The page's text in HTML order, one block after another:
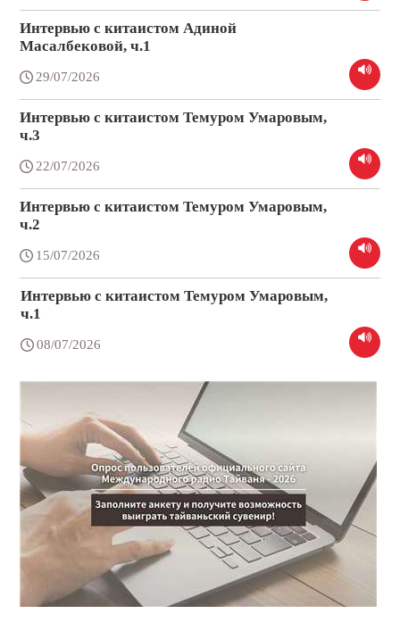
Интервью с китаистом Адиной
Масалбековой, ч.1
29/07/2026
Интервью с китаистом Темуром Умаровым,
ч.3
22/07/2026
Интервью с китаистом Темуром Умаровым,
ч.2
15/07/2026
Интервью с китаистом Темуром Умаровым,
ч.1
08/07/2026